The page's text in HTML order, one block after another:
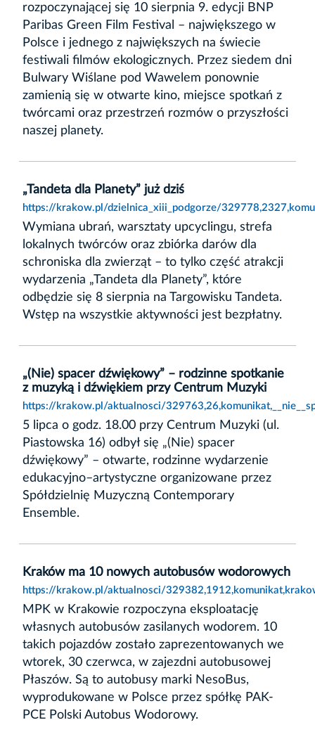
rozpoczynającej się 10 sierpnia 9. edycji BNP
Paribas Green Film Festival – największego w
Polsce i jednego z największych na świecie
festiwali filmów ekologicznych. Przez siedem dni
Bulwary Wiślane pod Wawelem ponownie
zamienią się w otwarte kino, miejsce spotkań z
twórcami oraz przestrzeń rozmów o przyszłości
naszej planety.
„Tandeta dla Planety” już dziś
https://krakow.pl/dzielnica_xiii_podgorze/
Wymiana ubrań, warsztaty upcyclingu, strefa
lokalnych twórców oraz zbiórka darów dla
schroniska dla zwierząt – to tylko część atrakcji
wydarzenia „Tandeta dla Planety”, które
odbędzie się 8 sierpnia na Targowisku Tandeta.
Wstęp na wszystkie aktywności jest bezpłatny.
„(Nie) spacer dźwiękowy” – rodzinne spotkanie
z muzyką i dźwiękiem przy Centrum Muzyki
https://krakow.pl/aktualnosci/
5 lipca o godz. 18.00 przy Centrum Muzyki (ul.
Piastowska 16) odbył się „(Nie) spacer
dźwiękowy” – otwarte, rodzinne wydarzenie
edukacyjno–artystyczne organizowane przez
Spółdzielnię Muzyczną Contemporary
Ensemble.
Kraków ma 10 nowych autobusów wodorowych
https://krakow.pl/aktualnosci/
MPK w Krakowie rozpoczyna eksploatację
własnych autobusów zasilanych wodorem. 10
takich pojazdów zostało zaprezentowanych we
wtorek, 30 czerwca, w zajezdni autobusowej
Płaszów. Są to autobusy marki NesoBus,
wyprodukowane w Polsce przez spółkę PAK-
PCE Polski Autobus Wodorowy.